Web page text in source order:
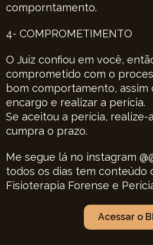
comporntamento.
4- COMPROMETIMENTO
O Juiz confiou em você,
comprometido com o
bom comportamento, assim
encargo e realizar a perícia.
Se aceitou a perícia, realize-
cumpra o prazo.
Me segue lá no instagram
todos os dias tem conteúdo
Fisioterapia Forense e
Acessar o